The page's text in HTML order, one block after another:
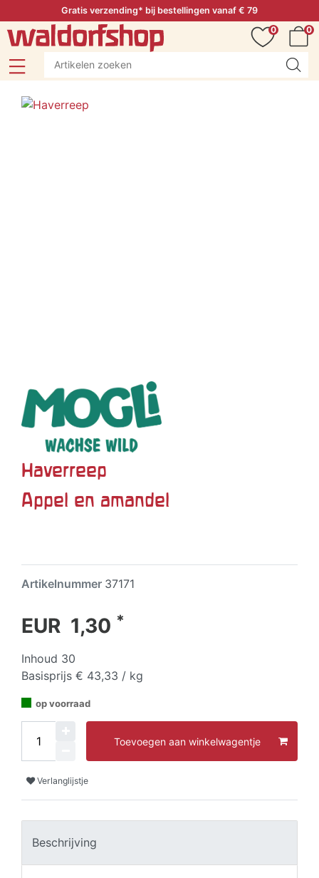
Gratis verzending* bij bestellingen vanaf € 79
0
0
Haverreep
Appel en amandel
Artikelnummer 37171
EUR 1,30 *
Inhoud 30
Basisprijs € 43,33 / kg
op voorraad
Toevoegen aan winkelwagentje
Verlanglijstje
Beschrijving